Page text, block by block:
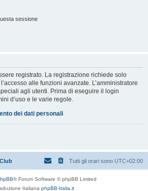
sessione
registrato. La registrazione richiede solo
alle funzioni avanzate. L’amministratore
agli utenti. Prima di eseguire il login
d’uso e le varie regole.
dei dati personali
Tutti gli orari sono UTC+02:00
® Forum Software © phpBB Limited
Italiana phpBB-Italia.it